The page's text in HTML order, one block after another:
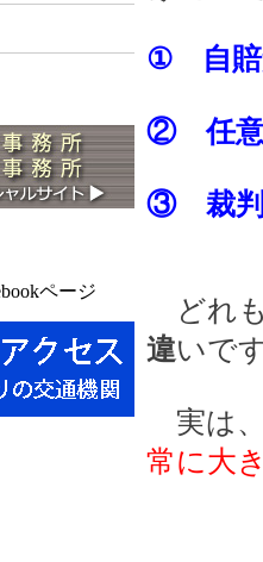
ページ
① 自賠
② 任意
③ 裁判
どれ
違いで
実は
常に大